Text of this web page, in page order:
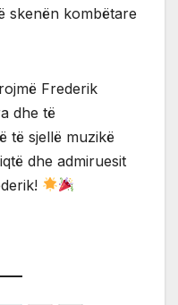
skenën kombëtare
Frederik
dhe të
të sjellë muzikë
dhe admiruesit